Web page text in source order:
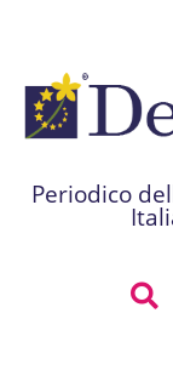
Periodico